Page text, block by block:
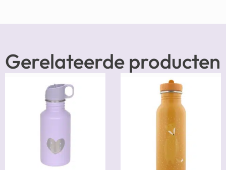
Gerelateerde producten